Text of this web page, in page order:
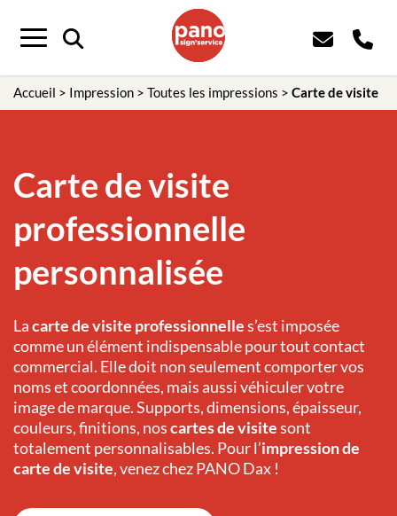
Menu
Accueil > Impression > Toutes les impressions > Carte de visite
Carte de visite
professionnelle
personnalisée
Lacarte de visite professionnelles’est imposée
comme un élément indispensable pour tout contact
commercial. Elle doit non seulement comporter vos
noms et coordonnées, mais aussi véhiculer votre
image de marque. Supports, dimensions, épaisseur,
couleurs, finitions, noscartes de visitesont
totalement personnalisables. Pour l’impression de
carte de visite, venez chez PANO Dax !